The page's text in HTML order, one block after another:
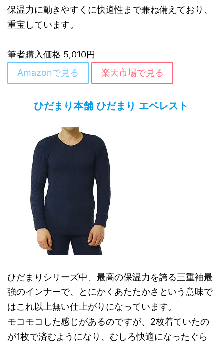
保温力に動きやすくに快適性まで兼ね備えており、
重宝しています。
筆者購入価格 5,010円
Amazonで見る
楽天市場で見る
ひだまり本舗 ひだまり エベレスト
ひだまりシリーズ中、最高の保温力を誇る三重袖最
強のインナーで、とにかくあたたかさという意味で
はこれ以上無い仕上がりになっています。
モコモコした感じがあるのですが、2枚着ていたの
が1枚で済むようになり、むしろ快適になったぐら